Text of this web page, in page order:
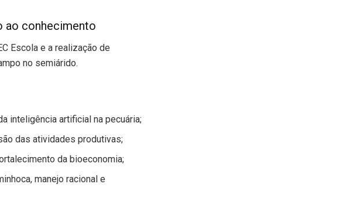
ao conhecimento
Escola e a realização de
no semiárido.
inteligência artificial na pecuária;
das atividades produtivas;
da bioeconomia;
manejo racional e